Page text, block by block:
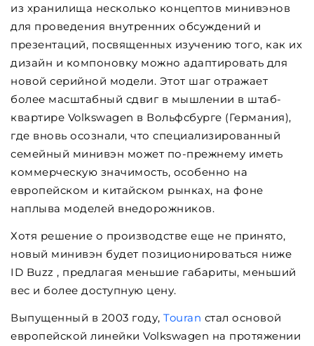
из хранилища несколько концептов минивэнов
для проведения внутренних обсуждений и
презентаций, посвященных изучению того, как их
дизайн и компоновку можно адаптировать для
новой серийной модели. Этот шаг отражает
более масштабный сдвиг в мышлении в штаб-
квартире Volkswagen в Вольфсбурге (Германия),
где вновь осознали, что специализированный
семейный минивэн может по-прежнему иметь
коммерческую значимость, особенно на
европейском и китайском рынках, на фоне
наплыва моделей внедорожников.
Хотя решение о производстве еще не принято,
новый минивэн будет позиционироваться ниже
ID Buzz , предлагая меньшие габариты, меньший
вес и более доступную цену.
Выпущенный в 2003 году, Touran стал основой
европейской линейки Volkswagen на протяжении